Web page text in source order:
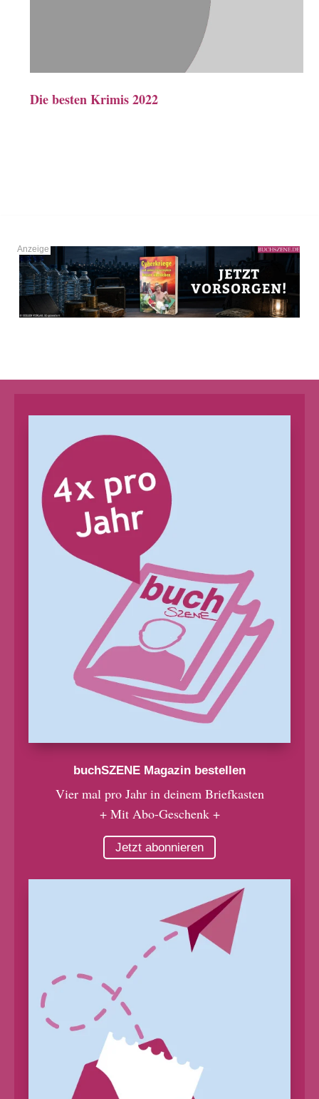
Die besten Krimis 2022
buchSZENE Magazin bestellen
Vier mal pro Jahr in deinem Briefkasten
+ Mit Abo-Geschenk +
Jetzt abonnieren